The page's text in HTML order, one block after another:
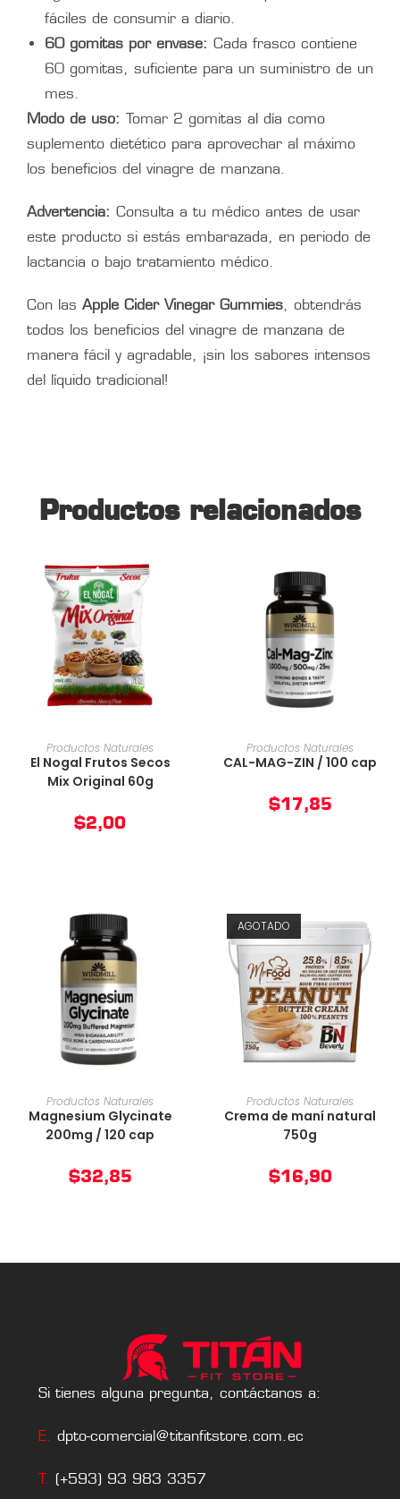
fáciles de consumir a diario.
60 gomitas por envase: Cada frasco contiene
60 gomitas, suficiente para un suministro de un
mes.
Modo de uso: Tomar 2 gomitas al día como
suplemento dietético para aprovechar al máximo
los beneficios del vinagre de manzana.
Advertencia: Consulta a tu médico antes de usar
este producto si estás embarazada, en periodo de
lactancia o bajo tratamiento médico.
Con las Apple Cider Vinegar Gummies, obtendrás
todos los beneficios del vinagre de manzana de
manera fácil y agradable, ¡sin los sabores intensos
del líquido tradicional!
Productos relacionados
AÑADIR AL CARRITO
Productos Naturales
El Nogal Frutos Secos
Mix Original 60g
$2,00
AÑADIR AL CARRITO
Productos Naturales
CAL-MAG-ZIN / 100 cap
$17,85
AÑADIR AL CARRITO
Productos Naturales
Magnesium Glycinate
200mg / 120 cap
$32,85
AGOTADO
AÑADIR AL CARRITO
Productos Naturales
Crema de maní natural
750g
$16,90
Si tienes alguna pregunta, contáctanos a:
E. dpto-comercial@titanfitstore.com.ec
T. (+593) 93 983 3357